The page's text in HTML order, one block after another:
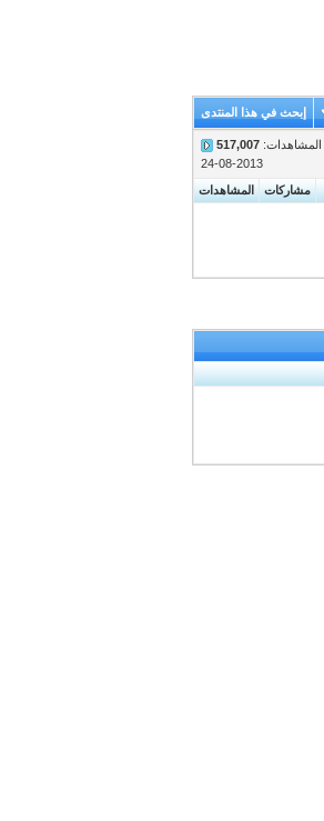
إبحث في هذا المنتدى
المشاهدات:517,007
24-08-2013
مشاركات المشاهدات